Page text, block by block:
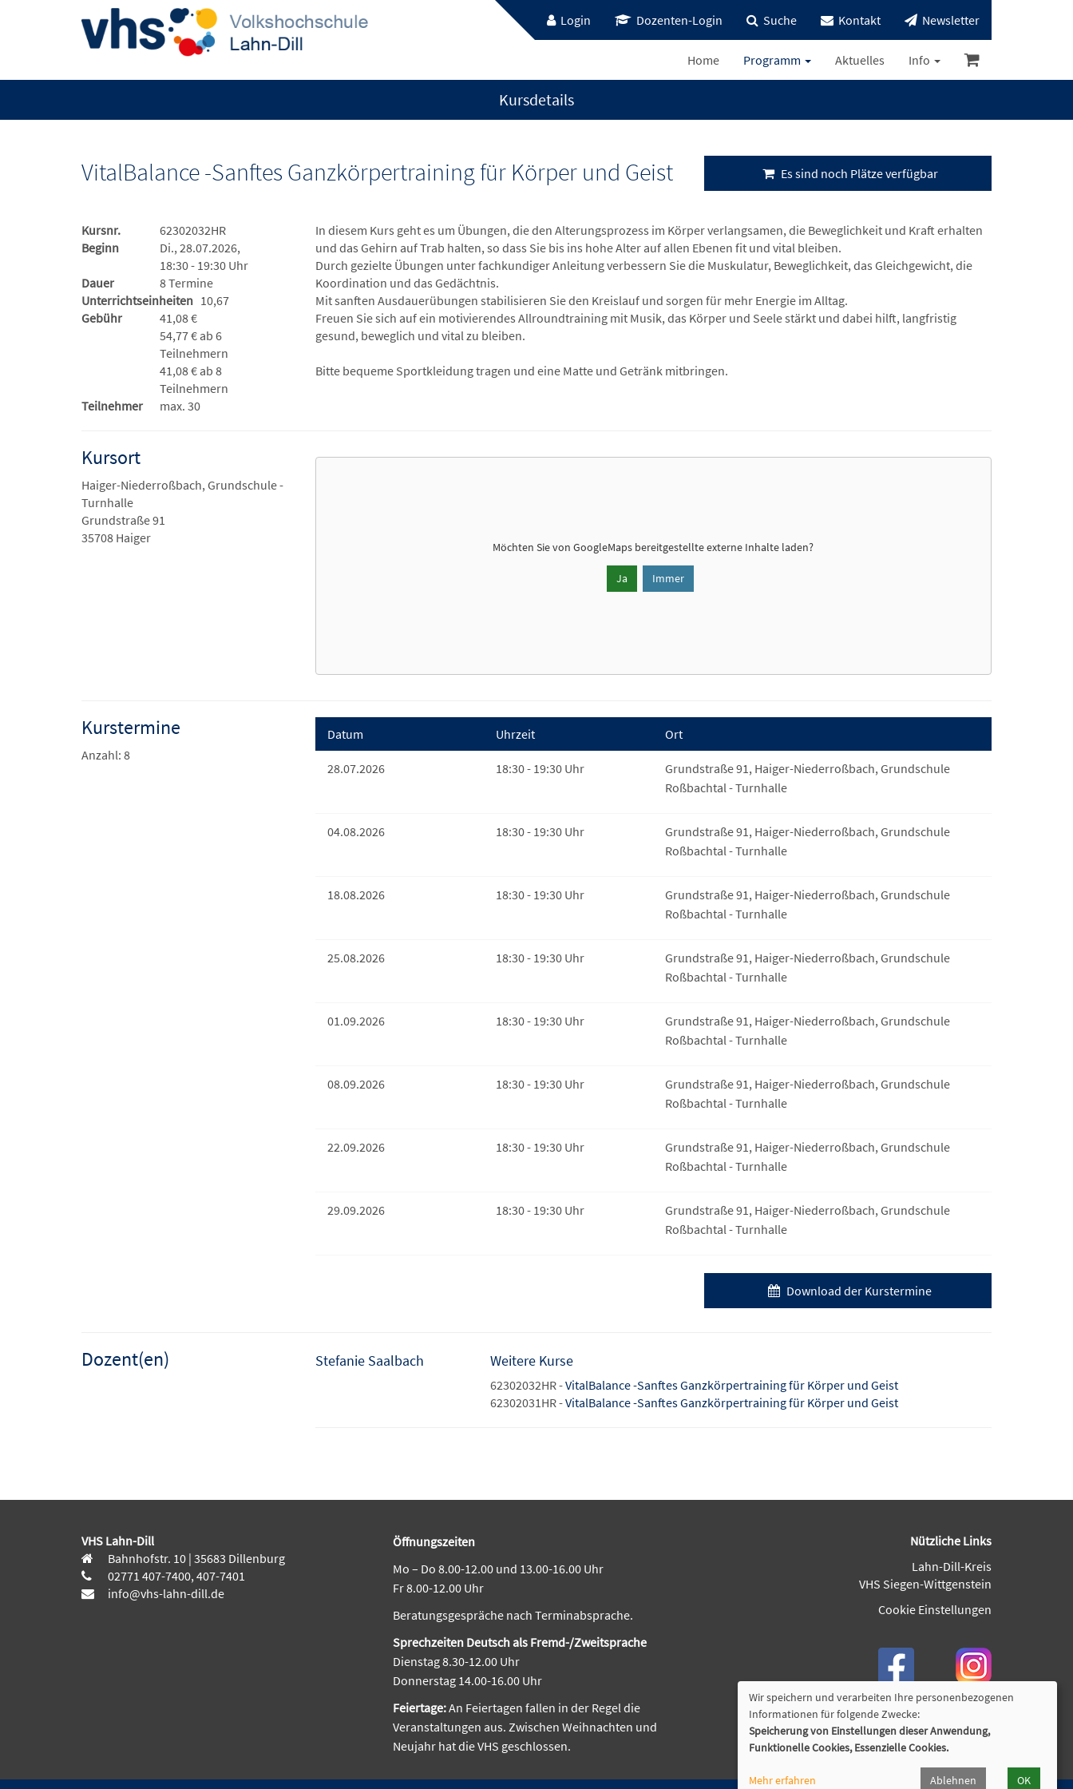
Login Dozenten-Login Suche Kontakt Newsletter
Home Programm Aktuelles Info
Kursdetails
VitalBalance -Sanftes Ganzkörpertraining für Körper und Geist Es sind noch Plätze verfügbar
Kursnr.
62302032HR
Beginn
Di., 28.07.2026,
18:30 - 19:30 Uhr
Dauer
8 Termine
Unterrichtseinheiten10,67
Gebühr
41,08 €
54,77 € ab 6
Teilnehmern
41,08 € ab 8
Teilnehmern
Teilnehmer
max. 30
In diesem Kurs geht es um Übungen, die den Alterungsprozess im Körper verlangsamen, die Beweglichkeit und Kraft erhalten
und das Gehirn auf Trab halten, so dass Sie bis ins hohe Alter auf allen Ebenen fit und vital bleiben.
Durch gezielte Übungen unter fachkundiger Anleitung verbessern Sie die Muskulatur, Beweglichkeit, das Gleichgewicht, die
Koordination und das Gedächtnis.
Mit sanften Ausdauerübungen stabilisieren Sie den Kreislauf und sorgen für mehr Energie im Alltag.
Freuen Sie sich auf ein motivierendes Allroundtraining mit Musik, das Körper und Seele stärkt und dabei hilft, langfristig
gesund, beweglich und vital zu bleiben.
Bitte bequeme Sportkleidung tragen und eine Matte und Getränk mitbringen.
Kursort
Haiger-Niederroßbach, Grundschule -
Turnhalle
Grundstraße 91
35708 Haiger
Möchten Sie vonGoogleMaps bereitgestellte externe Inhalte laden?
Ja Immer
Kurstermine
Anzahl: 8
Datum Uhrzeit Ort
28.07.2026 18:30 - 19:30 Uhr
Grundstraße 91, Haiger-Niederroßbach, Grundschule
Roßbachtal - Turnhalle
04.08.2026 18:30 - 19:30 Uhr
Grundstraße 91, Haiger-Niederroßbach, Grundschule
Roßbachtal - Turnhalle
18.08.2026 18:30 - 19:30 Uhr
Grundstraße 91, Haiger-Niederroßbach, Grundschule
Roßbachtal - Turnhalle
25.08.2026 18:30 - 19:30 Uhr
Grundstraße 91, Haiger-Niederroßbach, Grundschule
Roßbachtal - Turnhalle
01.09.2026 18:30 - 19:30 Uhr
Grundstraße 91, Haiger-Niederroßbach, Grundschule
Roßbachtal - Turnhalle
08.09.2026 18:30 - 19:30 Uhr
Grundstraße 91, Haiger-Niederroßbach, Grundschule
Roßbachtal - Turnhalle
22.09.2026 18:30 - 19:30 Uhr
Grundstraße 91, Haiger-Niederroßbach, Grundschule
Roßbachtal - Turnhalle
29.09.2026 18:30 - 19:30 Uhr
Grundstraße 91, Haiger-Niederroßbach, Grundschule
Roßbachtal - Turnhalle
Download der Kurstermine
Dozent(en) Stefanie Saalbach Weitere Kurse
62302032HR -VitalBalance -Sanftes Ganzkörpertraining für Körper und Geist
62302031HR -VitalBalance -Sanftes Ganzkörpertraining für Körper und Geist
VHS Lahn-Dill
Bahnhofstr. 10 | 35683 Dillenburg
02771 407-7400, 407-7401
info@vhs-lahn-dill.de
Öffnungszeiten
Mo – Do 8.00-12.00 und 13.00-16.00 Uhr
Fr 8.00-12.00 Uhr
Beratungsgespräche nach Terminabsprache.
Sprechzeiten Deutsch als Fremd-/Zweitsprache
Dienstag 8.30-12.00 Uhr
Donnerstag 14.00-16.00 Uhr
Feiertage:An Feiertagen fallen in der Regel die
Veranstaltungen aus. Zwischen Weihnachten und
Neujahr hat die VHS geschlossen.
Nützliche Links
Lahn-Dill-Kreis
VHS Siegen-Wittgenstein
Cookie Einstellungen
Wir speichern und verarbeiten Ihre personenbezogenen
Informationen für folgende Zwecke:
Speicherung von Einstellungen dieser Anwendung,
Funktionelle Cookies, Essenzielle Cookies.
Mehr erfahren Ablehnen OK